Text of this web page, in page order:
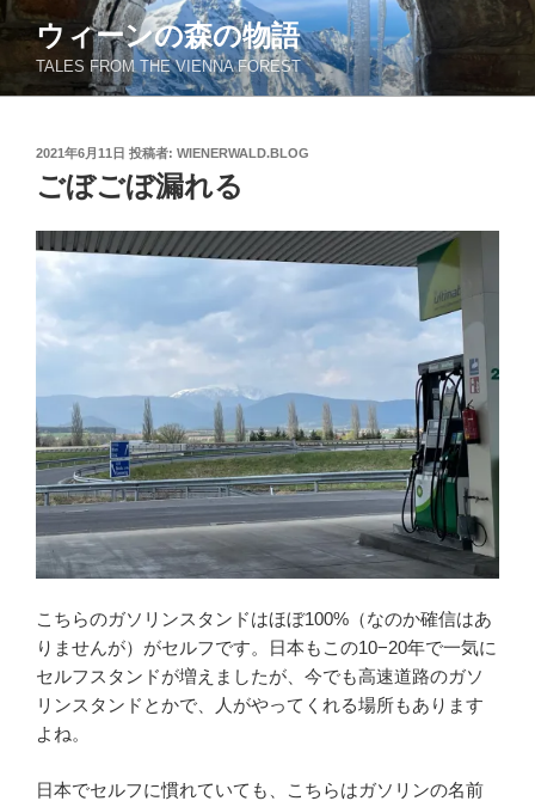
ン
ウィーンの森の物語
TALES FROM THE VIENNA FOREST
投
稿
日:
2021年6月11日 投稿者: WIENERWALD.BLOG
ごぼごぼ漏れる
こちらのガソリンスタンドはほぼ100%（なのか確信はあ
りませんが）がセルフです。日本もこの10−20年で一気に
セルフスタンドが増えましたが、今でも高速道路のガソ
リンスタンドとかで、人がやってくれる場所もあります
よね。
日本でセルフに慣れていても、こちらはガソリンの名前